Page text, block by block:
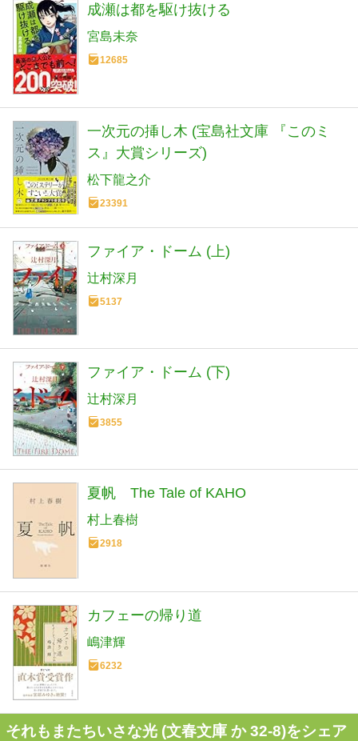
成瀬は都を駆け抜ける
宮島未奈
12685
一次元の挿し木 (宝島社文庫 『このミ
ス』大賞シリーズ)
松下龍之介
23391
ファイア・ドーム (上)
辻村深月
5137
ファイア・ドーム (下)
辻村深月
3855
夏帆 The Tale of KAHO
村上春樹
2918
カフェーの帰り道
嶋津輝
6232
それもまたちいさな光 (文春文庫 か 32-8)をシェア